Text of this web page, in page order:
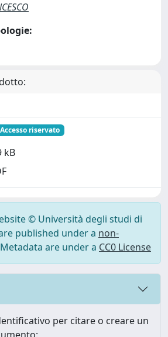
Accesso riservato
kB
© Università degli studi di
published under a non-
are under a CC0 License
per citare o creare un